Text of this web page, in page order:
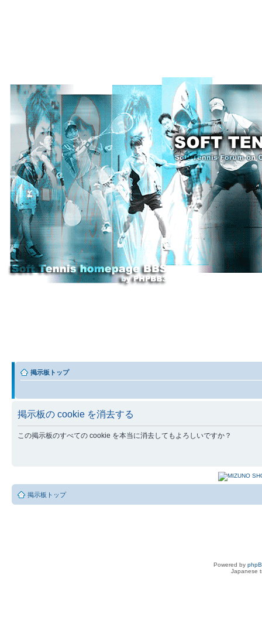
掲示板トップ
掲示板の cookie を消去する
この掲示板のすべての cookie を本当に消去してもよろしいですか？
掲示板トップ
Powered by
Japanese